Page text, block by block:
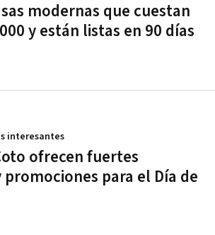
modernas que cuestan
y están listas en 90 días
ofrecen fuertes
para el Día de
interesantes